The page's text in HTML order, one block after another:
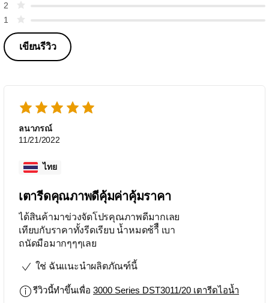
2
1
เขียนรีวิว
ลนาภรณ์
11/21/2022
ไทย
เตารีดคุณภาพดีคุ้มค่าคุ้มราคา
ได้สินค้ามาข่วงจัดโปรคุณภาพดีมากเลย
เทียบกับราคาทั้งรีดเรียบ​ น้ำหมดช้าืื​ เบา
ถนัดมือมากๆๆๆเลย
ใช่ ฉันแนะนำผลิตภัณฑ์นี้
รีวิวนี้ทำขึ้นเพื่อ 3000 Series DST3011/20 เตารีดไอน้ำ